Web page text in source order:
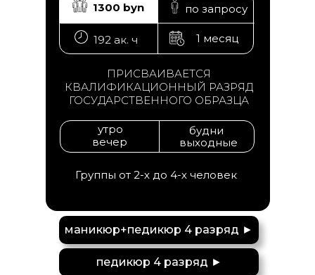
вечер
утро
будни
выходные
Группы от 2-х до 4-х человек
по запросу
192 ак. ч 1 месяц
1300 byn
ПРИСВАИВАЕТСЯ
КВАЛИФИКАЦИОННЫЙ РАЗРЯД
ГОСУДАРСТВЕННОГО ОБРАЗЦА
маникюр+педикюр 4 разряд ►
педикюр 4 разряд ►